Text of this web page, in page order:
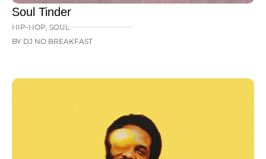
Soul Tinder
HIP-HOP,SOUL
BY DJ NO BREAKFAST